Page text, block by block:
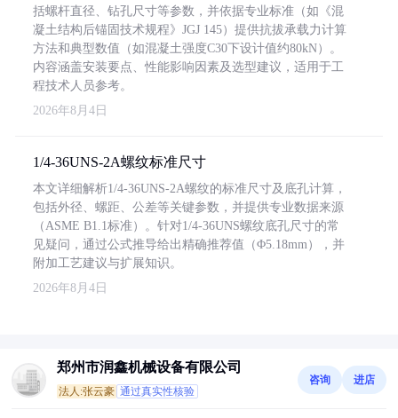
括螺杆直径、钻孔尺寸等参数，并依据专业标准（如《混
凝土结构后锚固技术规程》JGJ 145）提供抗拔承载力计算
方法和典型数值（如混凝土强度C30下设计值约80kN）。
内容涵盖安装要点、性能影响因素及选型建议，适用于工
程技术人员参考。
2026年8月4日
1/4-36UNS-2A螺纹标准尺寸
本文详细解析1/4-36UNS-2A螺纹的标准尺寸及底孔计算，
包括外径、螺距、公差等关键参数，并提供专业数据来源
（ASME B1.1标准）。针对1/4-36UNS螺纹底孔尺寸的常
见疑问，通过公式推导给出精确推荐值（Φ5.18mm），并
附加工艺建议与扩展知识。
2026年8月4日
郑州市润鑫机械设备有限公司
法人:张云豪 通过真实性核验
咨询 进店